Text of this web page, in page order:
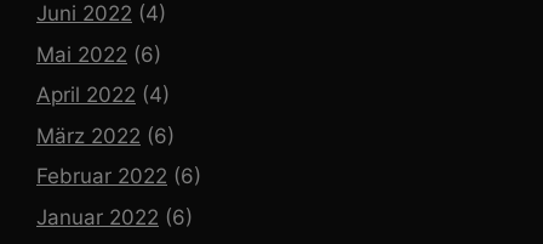
Juni 2022 (4)
Mai 2022 (6)
April 2022 (4)
März 2022 (6)
Februar 2022 (6)
Januar 2022 (6)